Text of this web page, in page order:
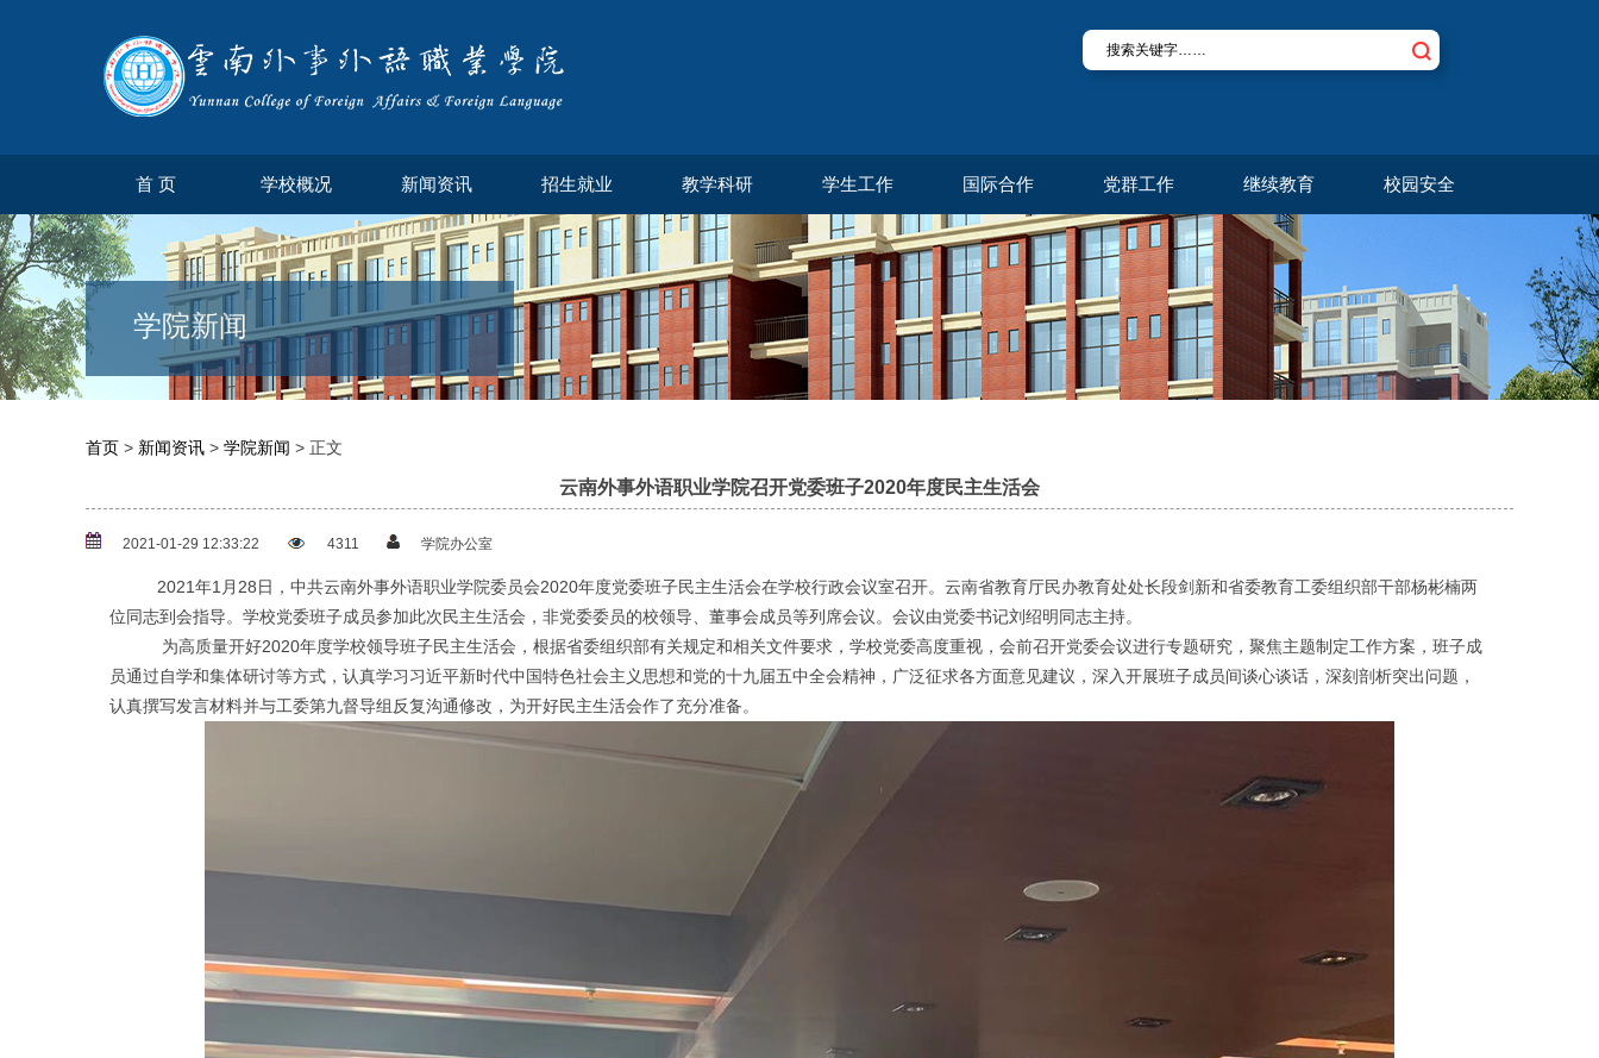
首 页 学校概况 新闻资讯 招生就业 教学科研 学生工作 国际合作 党群工作 继续教育 校园安全
学院新闻
首页 > 新闻资讯 > 学院新闻 > 正文
云南外事外语职业学院召开党委班子2020年度民主生活会
2021-01-29 12:33:22 4311 学院办公室
2021年1月28日，中共云南外事外语职业学院委员会2020年度党委班子民主生活会在学校行政会议室召开。云南省教育厅民办教育处处长段剑新和省委教育工委组织部干部杨彬楠两
位同志到会指导。学校党委班子成员参加此次民主生活会，非党委委员的校领导、董事会成员等列席会议。会议由党委书记刘绍明同志主持。
为高质量开好2020年度学校领导班子民主生活会，根据省委组织部有关规定和相关文件要求，学校党委高度重视，会前召开党委会议进行专题研究，聚焦主题制定工作方案，班子成
员通过自学和集体研讨等方式，认真学习习近平新时代中国特色社会主义思想和党的十九届五中全会精神，广泛征求各方面意见建议，深入开展班子成员间谈心谈话，深刻剖析突出问题，
认真撰写发言材料并与工委第九督导组反复沟通修改，为开好民主生活会作了充分准备。